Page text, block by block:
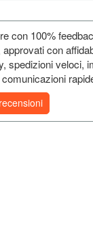
con 100%
con
spedizioni veloci,